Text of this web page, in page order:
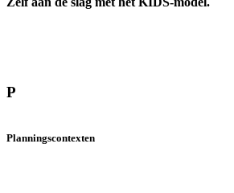
P
Planningscontexten